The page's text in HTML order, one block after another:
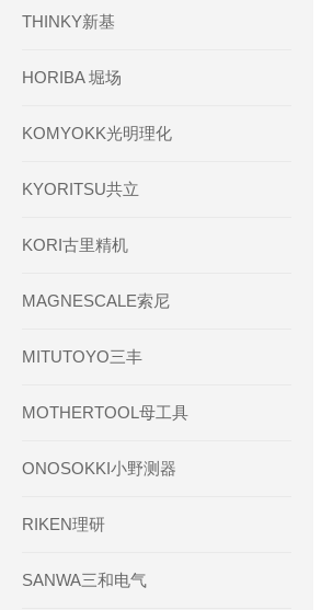
THINKY新基
HORIBA 堀场
KOMYOKK光明理化
KYORITSU共立
KORI古里精机
MAGNESCALE索尼
MITUTOYO三丰
MOTHERTOOL母工具
ONOSOKKI小野测器
RIKEN理研
SANWA三和电气